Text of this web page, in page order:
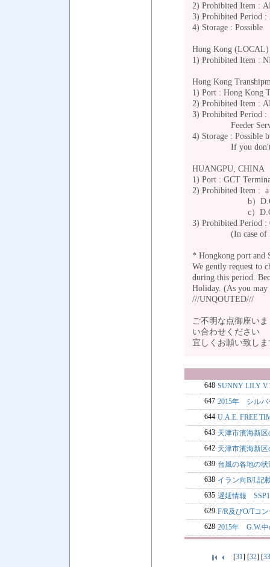
2) Prohibited Item :
3) Prohibited Period
4) Storage :
Hong Kong
1) Prohibited Item :
Hong Kong
1) Port : Hong Kong
2) Prohibited Item :
3) Prohibited Period
Feeder Service
4) Storage : Possible
If you don't want
HUANGPU, CHINA
1) Port : GCT
2) Prohibited Item : a
b）D.G
c）D.G
3) Prohibited Period
(In case of DG
* Hongkong port and
We gently request to
during this period.
Holiday. (As you
///UNQOUTED///
ご不明な点御座い
い合わせください
宜しくお願い致し
648 SUNNY LILY
647 2015年 シルバ
644 U.A.E. FREE
643 天津市濱海新
642 天津市濱海新
639 台風の各地の
638 イラン向B/L記
635 遅延情報
629 F/R及びO/Tコ
628 2015年 G.W.中
[31] [32] [33